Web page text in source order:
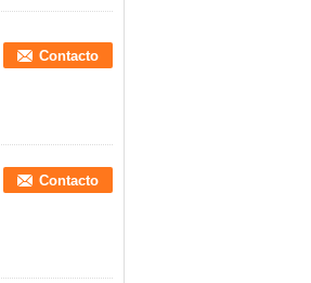
Contacto
Contacto